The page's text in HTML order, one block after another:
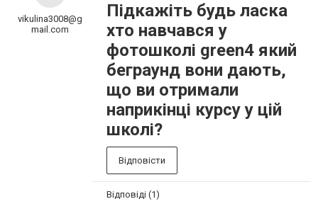
vikulina3008@g
mail.com
Підкажіть будь ласка
хто навчався у
фотошколі green4 який
беграунд вони дають,
що ви отримали
наприкінці курсу у цій
школі?
Відповісти
Відповіді (1)